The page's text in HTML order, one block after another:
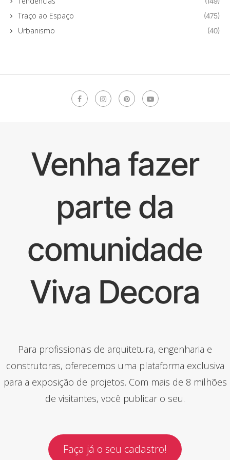
Traço ao Espaço (475)
Urbanismo (40)
Venha fazer
parte da
comunidade
Viva Decora
Para profissionais de arquitetura, engenharia e
construtoras, oferecemos uma plataforma exclusiva
para a exposição de projetos. Com mais de 8 milhões
de visitantes, você publicar o seu.
Faça já o seu cadastro!